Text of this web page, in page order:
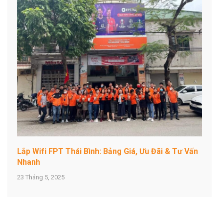
Lắp Wifi FPT Thái Bình: Bảng Giá, Ưu Đãi & Tư Vấn
Nhanh
23 Tháng 5, 2025